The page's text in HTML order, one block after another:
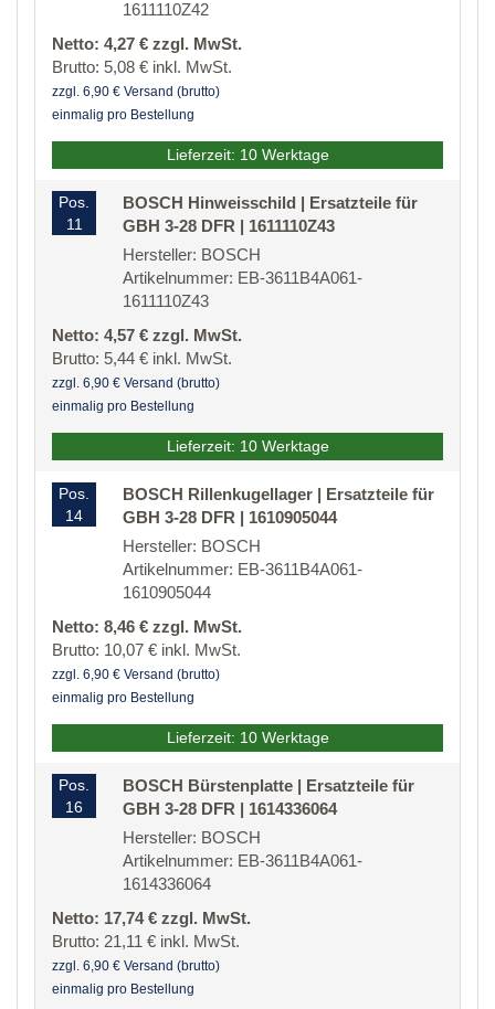
1611110Z42
Netto: 4,27 € zzgl. MwSt.
Brutto: 5,08 € inkl. MwSt.
zzgl. 6,90 € Versand (brutto)
einmalig pro Bestellung
Lieferzeit: 10 Werktage
Pos.
11
BOSCH Hinweisschild | Ersatzteile für
GBH 3-28 DFR | 1611110Z43
Hersteller: BOSCH
Artikelnummer: EB-3611B4A061-
1611110Z43
Netto: 4,57 € zzgl. MwSt.
Brutto: 5,44 € inkl. MwSt.
zzgl. 6,90 € Versand (brutto)
einmalig pro Bestellung
Lieferzeit: 10 Werktage
Pos.
14
BOSCH Rillenkugellager | Ersatzteile für
GBH 3-28 DFR | 1610905044
Hersteller: BOSCH
Artikelnummer: EB-3611B4A061-
1610905044
Netto: 8,46 € zzgl. MwSt.
Brutto: 10,07 € inkl. MwSt.
zzgl. 6,90 € Versand (brutto)
einmalig pro Bestellung
Lieferzeit: 10 Werktage
Pos.
16
BOSCH Bürstenplatte | Ersatzteile für
GBH 3-28 DFR | 1614336064
Hersteller: BOSCH
Artikelnummer: EB-3611B4A061-
1614336064
Netto: 17,74 € zzgl. MwSt.
Brutto: 21,11 € inkl. MwSt.
zzgl. 6,90 € Versand (brutto)
einmalig pro Bestellung